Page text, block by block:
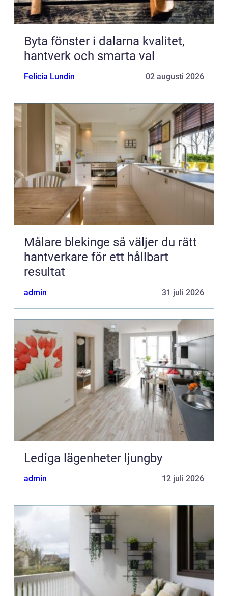
Byta fönster i dalarna kvalitet,
hantverk och smarta val
Felicia Lundin 02 augusti 2026
Målare blekinge så väljer du rätt
hantverkare för ett hållbart
resultat
admin 31 juli 2026
Lediga lägenheter ljungby
admin 12 juli 2026